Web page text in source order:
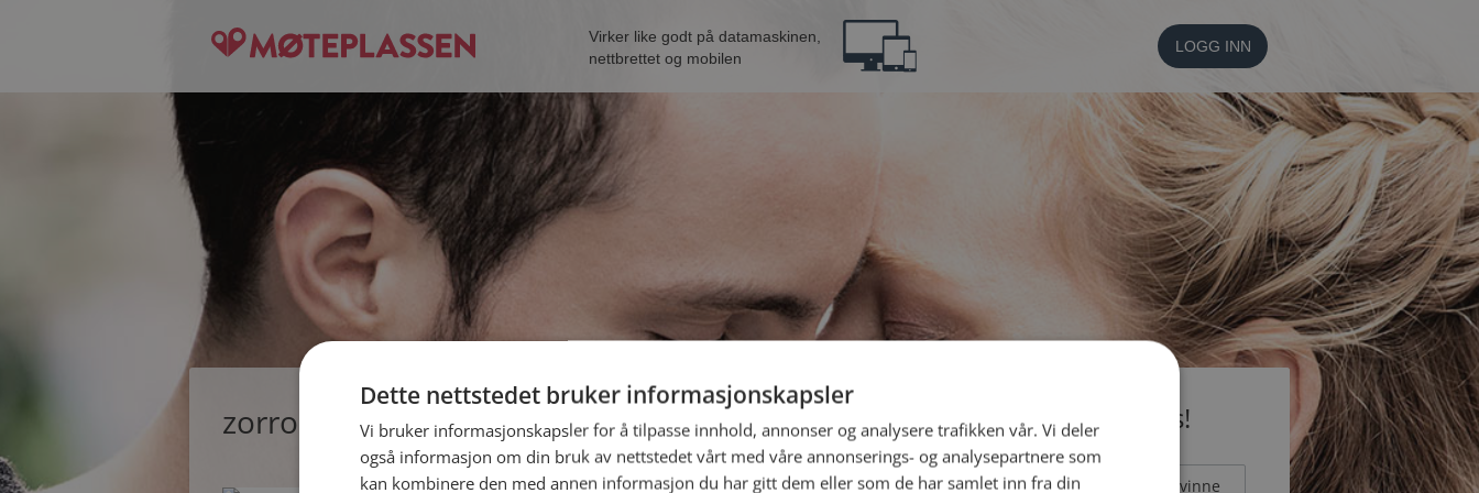
Virker like godt på datamaskinen,
nettbrettet og mobilen
LOGG INN
zorro1, single mann fra Lierne Bli medlem gratis!
Jeg er en: Mann Kvinne
Dette nettstedet bruker informasjonskapsler
Vi bruker informasjonskapsler for å tilpasse innhold, annonser og analysere trafikken vår. Vi deler
også informasjon om din bruk av nettstedet vårt med våre annonserings- og analysepartnere som
kan kombinere den med annen informasjon du har gitt dem eller som de har samlet inn fra din